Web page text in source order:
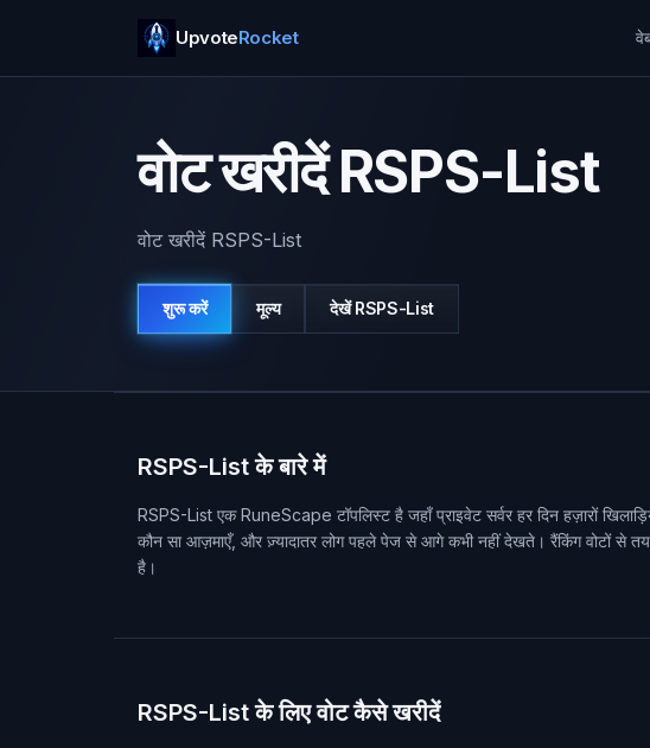
UpvoteRocket
वोट खरीदें RSPS-List
वोट खरीदें RSPS-List
शुरू करें मूल्य देखें RSPS-List
RSPS-List के बारे में
RSPS-List एक RuneScape टॉपलिस्ट है जहाँ प्राइवेट सर्वर हर दिन हज़ारों
कौन सा आज़माएँ, और ज़्यादातर लोग पहले पेज से आगे कभी नहीं देखते। रैंकिंग वोटों से तय
है।
RSPS-List के लिए वोट कैसे खरीदें